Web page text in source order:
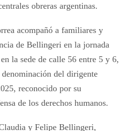
obreras argentinas.
acompañó a familiares y
de Bellingeri en la jornada
la sede de calle 56 entre 5 y 6,
del dirigente
reconocido por su
de los derechos humanos.
y Felipe Bellingeri,